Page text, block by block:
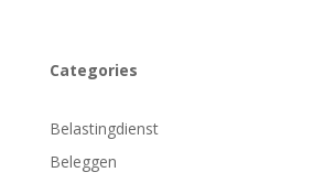
Categories
Belastingdienst
Beleggen